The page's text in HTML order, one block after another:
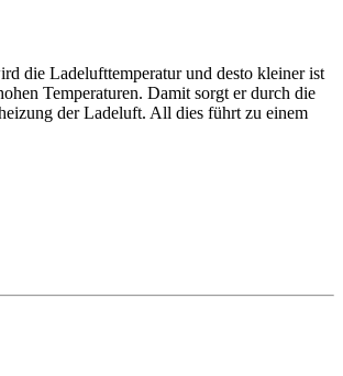
die Ladelufttemperatur und desto kleiner ist
Temperaturen. Damit sorgt er durch die
der Ladeluft. All dies führt zu einem